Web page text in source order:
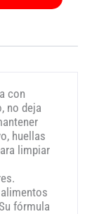
con
no deja
huellas
limpiar
fórmula